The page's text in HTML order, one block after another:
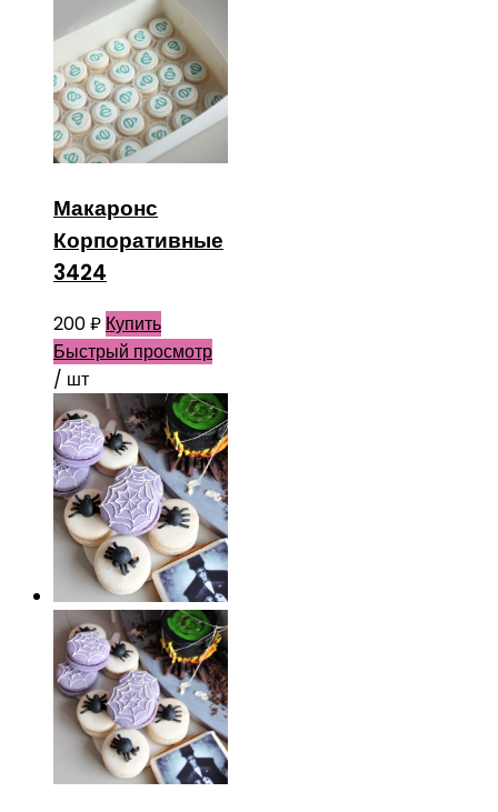
Макаронс
Корпоративные
3424
200₽ Купить
Быстрый просмотр
/ шт